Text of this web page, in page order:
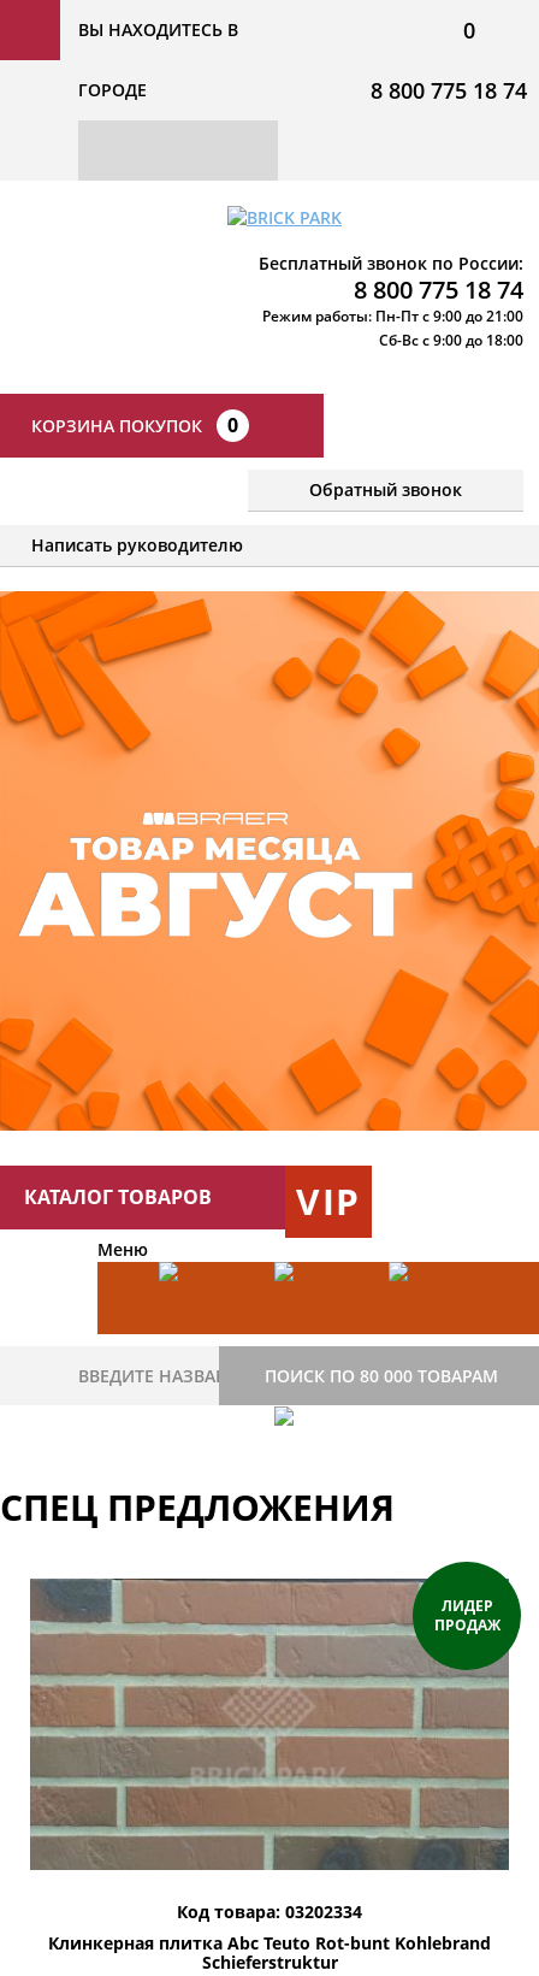
ВЫ НАХОДИТЕСЬ В
ГОРОДЕ
0
8 800 775 18 74
Бесплатный звонок по России:
8 800 775 18 74
Режим работы: Пн-Пт с 9:00 до 21:00
Сб-Вс с 9:00 до 18:00
КОРЗИНА ПОКУПОК 0
Обратный звонок
Написать руководителю
КАТАЛОГ ТОВАРОВ VIP
Меню
ПОИСК ПО 80 000 ТОВАРАМ
СПЕЦ ПРЕДЛОЖЕНИЯ
ЛИДЕР
ПРОДАЖ
Код товара: 03202334
Клинкерная плитка Abc Teuto Rot-bunt Kohlebrand
Schieferstruktur